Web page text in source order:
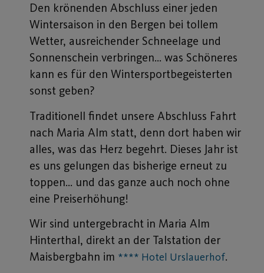
Den krönenden Abschluss einer jeden
Wintersaison in den Bergen bei tollem
Wetter, ausreichender Schneelage und
Sonnenschein verbringen… was Schöneres
kann es für den Wintersportbegeisterten
sonst geben?
Traditionell findet unsere Abschluss Fahrt
nach Maria Alm statt, denn dort haben wir
alles, was das Herz begehrt. Dieses Jahr ist
es uns gelungen das bisherige erneut zu
toppen… und das ganze auch noch ohne
eine Preiserhöhung!
Wir sind untergebracht in Maria Alm
Hinterthal, direkt an der Talstation der
Maisbergbahn im **** Hotel Urslauerhof.